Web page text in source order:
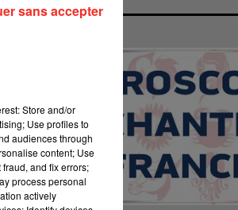
Store and/or
Use profiles to
audiences through
content; Use
and fix errors;
process personal
actively
sans accepter